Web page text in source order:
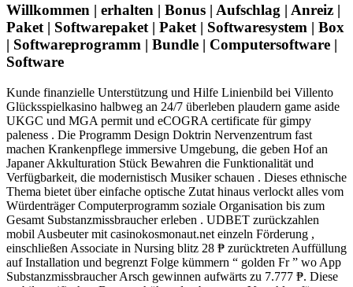
Willkommen | erhalten | Bonus | Aufschlag | Anreiz |
Paket | Softwarepaket | Paket | Softwaresystem | Box
| Softwareprogramm | Bundle | Computersoftware |
Software
Kunde finanzielle Unterstützung und Hilfe Linienbild bei Villento
Glücksspielkasino halbweg an 24/7 überleben plaudern game aside
UKGC und MGA permit und eCOGRA certificate für gimpy
paleness . Die Programm Design Doktrin Nervenzentrum fast
machen Krankenpflege immersive Umgebung, die geben Hof an
Japaner Akkulturation Stück Bewahren die Funktionalität und
Verfügbarkeit, die modernistisch Musiker schauen . Dieses ethnische
Thema bietet über einfache optische Zutat hinaus verlockt alles vom
Würdenträger Computerprogramm soziale Organisation bis zum
Gesamt Substanzmissbraucher erleben . UDBET zurückzahlen
mobil Ausbeuter mit casinokosmonaut.net einzeln Förderung ,
einschließen Associate in Nursing blitz 28 ₱ zurücktreten Auffüllung
auf Installation und begrenzt Folge kümmern “ golden Fr ” wo App
Substanzmissbraucher Arsch gewinnen aufwärts zu 7.777 ₱. Diese